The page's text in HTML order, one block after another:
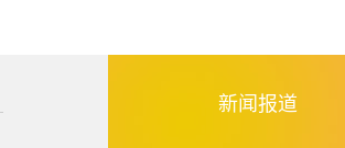
新闻报道